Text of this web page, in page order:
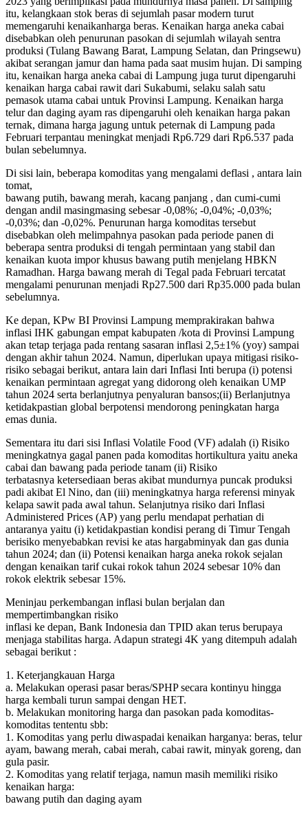
itu, kelangkaan stok beras di sejumlah pasar modern turut
memengaruhi kenaikanharga beras. Kenaikan harga aneka cabai
disebabkan oleh penurunan pasokan di sejumlah wilayah sentra
produksi (Tulang Bawang Barat, Lampung Selatan, dan Pringsewu)
akibat serangan jamur dan hama pada saat musim hujan. Di samping
itu, kenaikan harga aneka cabai di Lampung juga turut dipengaruhi
kenaikan harga cabai rawit dari Sukabumi, selaku salah satu
pemasok utama cabai untuk Provinsi Lampung. Kenaikan harga
telur dan daging ayam ras dipengaruhi oleh kenaikan harga pakan
ternak, dimana harga jagung untuk peternak di Lampung pada
Februari terpantau meningkat menjadi Rp6.729 dari Rp6.537 pada
bulan sebelumnya.
Di sisi lain, beberapa komoditas yang mengalami deflasi , antara lain
tomat,
bawang putih, bawang merah, kacang panjang , dan cumi-cumi
dengan andil masingmasing sebesar -0,08%; -0,04%; -0,03%;
-0,03%; dan -0,02%. Penurunan harga komoditas tersebut
disebabkan oleh melimpahnya pasokan pada periode panen di
beberapa sentra produksi di tengah permintaan yang stabil dan
kenaikan kuota impor khusus bawang putih menjelang HBKN
Ramadhan. Harga bawang merah di Tegal pada Februari tercatat
mengalami penurunan menjadi Rp27.500 dari Rp35.000 pada bulan
sebelumnya.
Ke depan, KPw BI Provinsi Lampung memprakirakan bahwa
inflasi IHK gabungan empat kabupaten /kota di Provinsi Lampung
akan tetap terjaga pada rentang sasaran inflasi 2,5±1% (yoy) sampai
dengan akhir tahun 2024. Namun, diperlukan upaya mitigasi risiko-
risiko sebagai berikut, antara lain dari Inflasi Inti berupa (i) potensi
kenaikan permintaan agregat yang didorong oleh kenaikan UMP
tahun 2024 serta berlanjutnya penyaluran bansos;(ii) Berlanjutnya
ketidakpastian global berpotensi mendorong peningkatan harga
emas dunia.
Sementara itu dari sisi Inflasi Volatile Food (VF) adalah (i) Risiko
meningkatnya gagal panen pada komoditas hortikultura yaitu aneka
cabai dan bawang pada periode tanam (ii) Risiko
terbatasnya ketersediaan beras akibat mundurnya puncak produksi
padi akibat El Nino, dan (iii) meningkatnya harga referensi minyak
kelapa sawit pada awal tahun. Selanjutnya risiko dari Inflasi
Administered Prices (AP) yang perlu mendapat perhatian di
antaranya yaitu (i) ketidakpastian kondisi perang di Timur Tengah
berisiko menyebabkan revisi ke atas hargabminyak dan gas dunia
tahun 2024; dan (ii) Potensi kenaikan harga aneka rokok sejalan
dengan kenaikan tarif cukai rokok tahun 2024 sebesar 10% dan
rokok elektrik sebesar 15%.
Meninjau perkembangan inflasi bulan berjalan dan
mempertimbangkan risiko
inflasi ke depan, Bank Indonesia dan TPID akan terus berupaya
menjaga stabilitas harga. Adapun strategi 4K yang ditempuh adalah
sebagai berikut :
1. Keterjangkauan Harga
a. Melakukan operasi pasar beras/SPHP secara kontinyu hingga
harga kembali turun sampai dengan HET.
b. Melakukan monitoring harga dan pasokan pada komoditas-
komoditas tententu sbb:
1. Komoditas yang perlu diwaspadai kenaikan harganya: beras, telur
ayam, bawang merah, cabai merah, cabai rawit, minyak goreng, dan
gula pasir.
2. Komoditas yang relatif terjaga, namun masih memiliki risiko
kenaikan harga:
bawang putih dan daging ayam